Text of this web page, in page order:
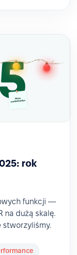
rok
funkcji —
na dużą skalę.
stworzyliśmy.